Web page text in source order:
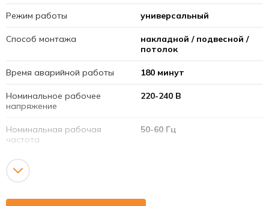
Режим работы универсальный
Способ монтажа
накладной / подвесной /
потолок
Время аварийной работы 180 минут
Номинальное рабочее
напряжение
220-240 В
Номинальная рабочая
частота
50-60 Гц